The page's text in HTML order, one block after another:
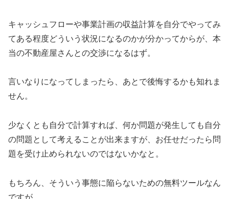
キャッシュフローや事業計画の収益計算を自分でやってみ
てある程度どういう状況になるのかが分かってからが、本
当の不動産屋さんとの交渉になるはず。
言いなりになってしまったら、あとで後悔するかも知れま
せん。
少なくとも自分で計算すれば、何か問題が発生しても自分
の問題として考えることが出来ますが、お任せだったら問
題を受け止められないのではないかなと。
もちろん、そういう事態に陥らないための無料ツールなん
ですが。